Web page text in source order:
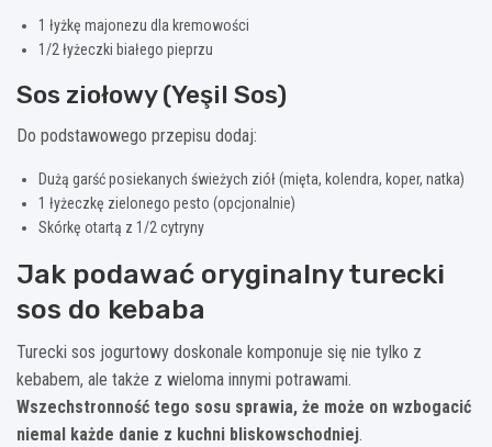
1 łyżkę majonezu dla kremowości
1/2 łyżeczki białego pieprzu
Sos ziołowy (Yeşil Sos)
Do podstawowego przepisu dodaj:
Dużą garść posiekanych świeżych ziół (mięta, kolendra, koper, natka)
1 łyżeczkę zielonego pesto (opcjonalnie)
Skórkę otartą z 1/2 cytryny
Jak podawać oryginalny turecki
sos do kebaba
Turecki sos jogurtowy doskonale komponuje się nie tylko z
kebabem, ale także z wieloma innymi potrawami.
Wszechstronność tego sosu sprawia, że może on wzbogacić
niemal każde danie z kuchni bliskowschodniej.